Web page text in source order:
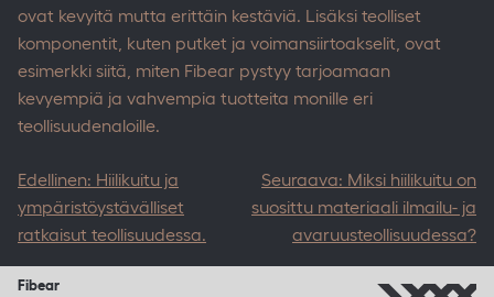
ovat kevyitä mutta erittäin kestäviä. Lisäksi teolliset
komponentit, kuten putket ja voimansiirtoakselit, ovat
esimerkki siitä, miten Fibear pystyy tarjoamaan
kevyempiä ja vahvempia tuotteita monille eri
teollisuudenaloille.
Post
navigation
Edellinen: Hiilikuitu ja
ympäristöystävälliset
ratkaisut teollisuudessa.
Seuraava: Miksi hiilikuitu on
suosittu materiaali ilmailu- ja
avaruusteollisuudessa?
Fibear